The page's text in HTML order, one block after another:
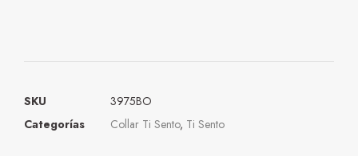
SKU
3975BO
Categorías
Collar Ti Sento, Ti Sento